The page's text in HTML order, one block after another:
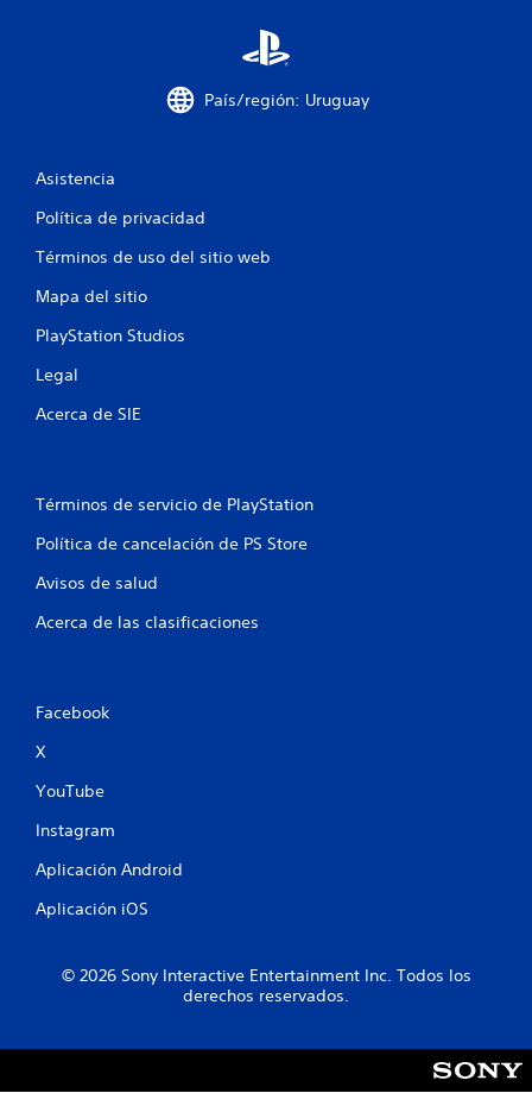
País/región: Uruguay
Asistencia
Política de privacidad
Términos de uso del sitio web
Mapa del sitio
PlayStation Studios
Legal
Acerca de SIE
Términos de servicio de PlayStation
Política de cancelación de PS Store
Avisos de salud
Acerca de las clasificaciones
Facebook
X
YouTube
Instagram
Aplicación Android
Aplicación iOS
© 2026 Sony Interactive Entertainment Inc. Todos los
derechos reservados.